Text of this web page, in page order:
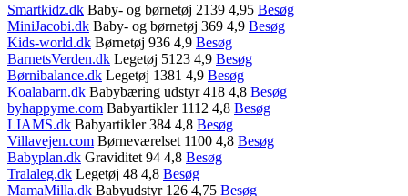
Smartkidz.dk Baby- og børnetøj 2139 4,95 Besøg
MiniJacobi.dk Baby- og børnetøj 369 4,9 Besøg
Kids-world.dk Børnetøj 936 4,9 Besøg
BarnetsVerden.dk Legetøj 5123 4,9 Besøg
Børnibalance.dk Legetøj 1381 4,9 Besøg
Koalabarn.dk Babybæring udstyr 418 4,8 Besøg
byhappyme.com Babyartikler 1112 4,8 Besøg
LIAMS.dk Babyartikler 384 4,8 Besøg
Villavejen.com Børneværelset 1100 4,8 Besøg
Babyplan.dk Graviditet 94 4,8 Besøg
Tralaleg.dk Legetøj 48 4,8 Besøg
MamaMilla.dk Babyudstyr 126 4,75 Besøg